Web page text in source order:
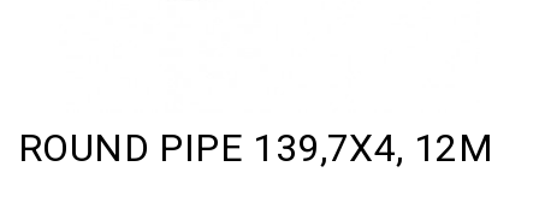
ROUND PIPE 139,7Х4, 12M